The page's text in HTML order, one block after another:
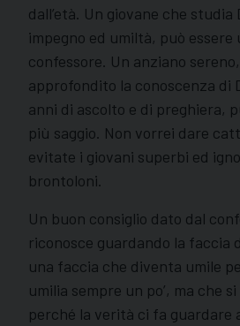
dall’età. Un giovane che studia
impegno ed umiltà, può essere
confessore. Un anziano
approfondito la conoscenza di
anni di ascolto e di preghiera,
più saggio. Non vorrei dare
evitate i giovani superbi ed
brontoloni.
Un buon consiglio dato dal
riconosce guardando la faccia
una faccia che diventa umile
umilia sempre un po’, ma che
perché la verità ci fa guardare